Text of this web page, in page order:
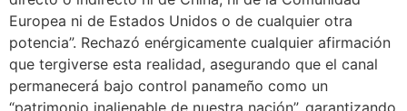
Europea ni de Estados Unidos o de cualquier otra
potencia”. Rechazó enérgicamente cualquier afirmación
que tergiverse esta realidad, asegurando que el canal
permanecerá bajo control panameño como un